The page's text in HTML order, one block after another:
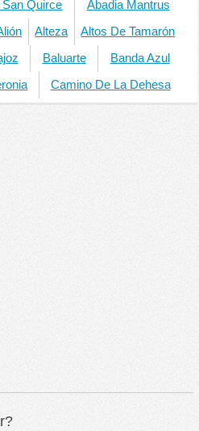
Quirce Abadia Mantrus
Alteza Altos De Tamarón
Baluarte Banda Azul
Camino De La Dehesa